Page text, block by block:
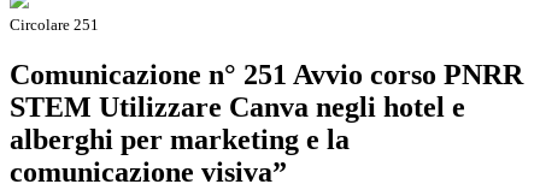
Circolare 251
Comunicazione n° 251 Avvio corso PNRR
STEM Utilizzare Canva negli hotel e
alberghi per marketing e la
comunicazione visiva”